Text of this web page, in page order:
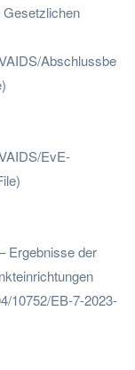
Abschlussbe
EvE-
Ergebnisse der
10752/EB-7-2023-